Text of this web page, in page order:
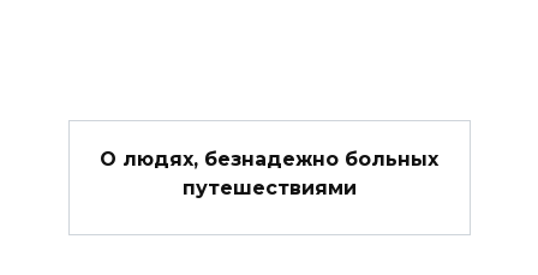
О людях, безнадежно больных
путешествиями